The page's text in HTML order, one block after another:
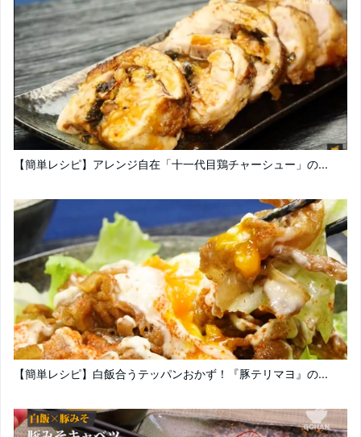
【簡単レシピ】アレンジ自在「十一代目鶏チャーシュー」の...
【簡単レシピ】白飯合うテッパンおかず！『豚テリマヨ』の...